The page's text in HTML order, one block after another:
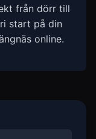
från dörr till
start på din
online.